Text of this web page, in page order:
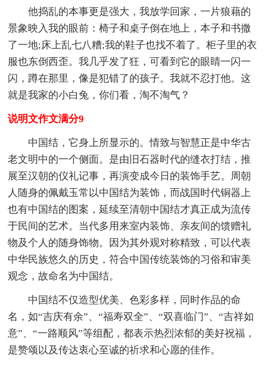
他捣乱的本事更是强大，我放学回家，一片狼藉的
景象映入我的眼前：椅子和桌子倒在地上，本子和书撒
了一地;床上乱七八糟;我的鞋子也找不着了。柜子里的衣
服也东倒西歪。我几乎发了狂，可看到它的眼睛一闪一
闪，蹲在那里，像是犯错了的孩子。我就不忍打他。这
就是我家的小白兔，你们看，淘不淘气？
说明文作文满分9
中国结，它身上所显示的。情致与智慧正是中华古
老文明中的一个侧面。是由旧石器时代的缝衣打结，推
展至汉朝的仪礼记事，再演变成今日的装饰手艺。周朝
人随身的佩戴玉常以中国结为装饰，而战国时代铜器上
也有中国结的图案，延续至清朝中国结才真正成为流传
于民间的艺术。当代多用来室内装饰、亲友间的馈赠礼
物及个人的随身饰物。因为其外观对称精致，可以代表
中华民族悠久的历史，符合中国传统装饰的习俗和审美
观念，故命名为中国结。
中国结不仅造型优美、色彩多样，同时作品的命
名，如“吉庆有余”、“福寿双全”、“双喜临门”、“吉祥如
意”、“一路顺风”等组配，都表示热烈浓郁的美好祝福，
是赞颂以及传达衷心至诚的祈求和心愿的佳作。